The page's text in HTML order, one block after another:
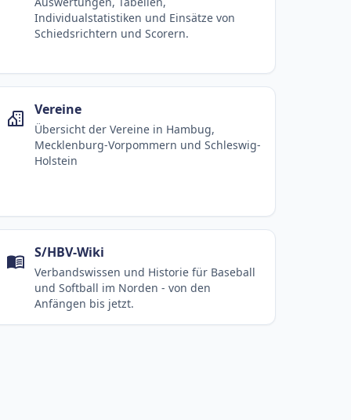
Individualstatistiken und Einsätze von
Schiedsrichtern und Scorern.
Vereine
Übersicht der Vereine in Hambug,
Mecklenburg-Vorpommern und Schleswig-
Holstein
S/HBV-Wiki
Verbandswissen und Historie für Baseball
und Softball im Norden - von den
Anfängen bis jetzt.